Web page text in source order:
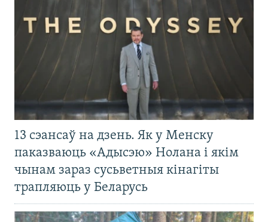
13 сэансаў на дзень. Як у Менску
паказваюць «Адысэю» Нолана і якім
чынам зараз сусьветныя кінагіты
трапляюць у Беларусь